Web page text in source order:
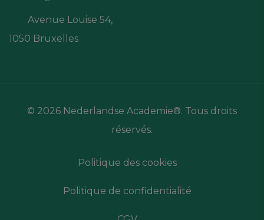
Avenue Louise 54,
1050 Bruxelles
© 2026 Nederlandse Academie®. Tous droits
réservés.
Politique des cookies
Politique de confidentialité